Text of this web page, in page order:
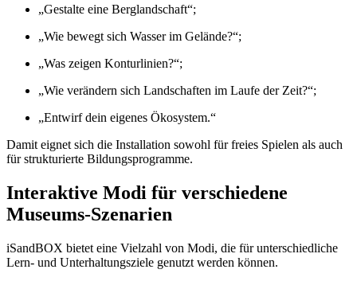
„Gestalte eine Berglandschaft“;
„Wie bewegt sich Wasser im Gelände?“;
„Was zeigen Konturlinien?“;
„Wie verändern sich Landschaften im Laufe der Zeit?“;
„Entwirf dein eigenes Ökosystem.“
Damit eignet sich die Installation sowohl für freies Spielen als auch
für strukturierte Bildungsprogramme.
Interaktive Modi für verschiedene
Museums-Szenarien
iSandBOX bietet eine Vielzahl von Modi, die für unterschiedliche
Lern- und Unterhaltungsziele genutzt werden können.